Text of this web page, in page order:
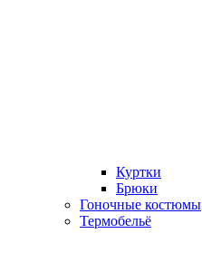
Куртки
Брюки
Гоночные костюмы
Термобельё